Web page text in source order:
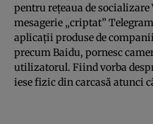
pentru reţeaua de socializare
mesagerie „criptat”
aplicaţii produse de
precum Baidu, pornesc
utilizatorul. Fiind vorba
iese fizic din carcasă atunci